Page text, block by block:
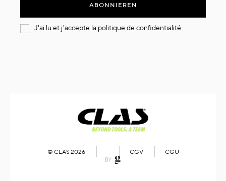
an:
ABONNIEREN
J'ai lu et j'accepte la politique de confidentialité
© CLAS 2026 CGV CGU